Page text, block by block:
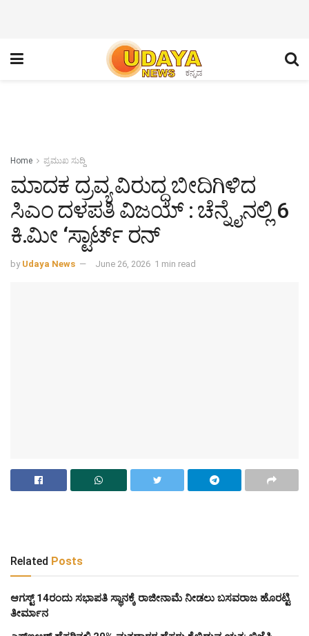
Home ಪ್ರಮುಖ ಸುದ್ದಿ
ಮಾದಕ ದ್ರವ್ಯ ವಿರುದ್ಧ ಬೀದಿಗಿಳಿದ
ಸಿಎಂ ದಳಪತಿ ವಿಜಯ್ : ಚೆನ್ನೈನಲ್ಲಿ 6
ಕಿ.ಮೀ ‘ಸ್ಟಾರ್ಟ್ ರನ್
by Udaya News June 26, 2026 1 min read
Related Posts
ಆಗಸ್ಟ್‌ 14ರಂದು ಸಭಾಪತಿ ಸ್ಥಾನಕ್ಕೆ ರಾಜೀನಾಮೆ ನೀಡಲು ಬಸವರಾಜ ಹೊರಟ್ಟಿ
ತೀರ್ಮಾನ